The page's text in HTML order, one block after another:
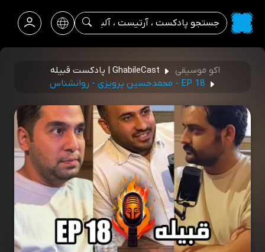
اکو موسیقی
GhabileCast | پادکست قبیله
EP 18 - محمدحسین پرویزی - روانشناس